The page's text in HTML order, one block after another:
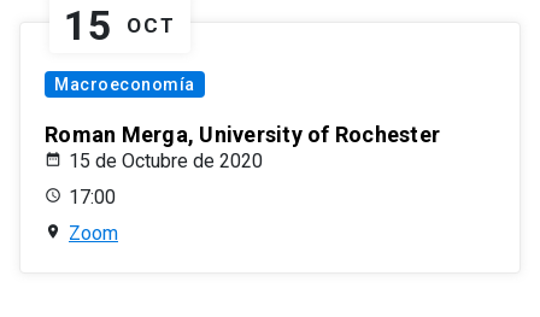
15 OCT
Macroeconomía
Roman Merga, University of Rochester
15 de Octubre de 2020
17:00
Zoom